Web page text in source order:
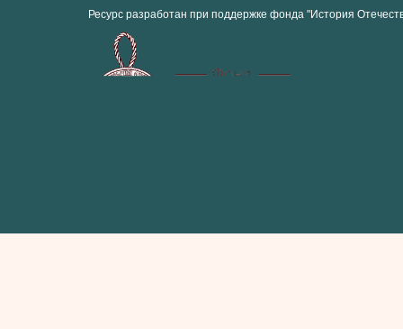
Ресурс разработан при поддержке фонда "История